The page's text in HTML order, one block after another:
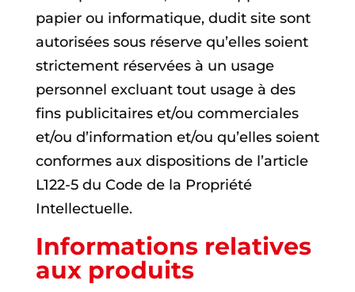
papier ou informatique, dudit site sont
autorisées sous réserve qu’elles soient
strictement réservées à un usage
personnel excluant tout usage à des
fins publicitaires et/ou commerciales
et/ou d’information et/ou qu’elles soient
conformes aux dispositions de l’article
L122-5 du Code de la Propriété
Intellectuelle.
Informations relatives
aux produits